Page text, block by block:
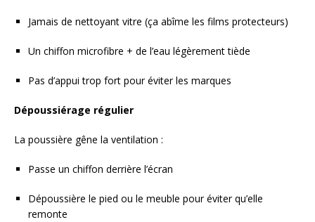
Jamais de nettoyant vitre (ça abîme les films protecteurs)
Un chiffon microfibre + de l’eau légèrement tiède
Pas d’appui trop fort pour éviter les marques
Dépoussiérage régulier
La poussière gêne la ventilation :
Passe un chiffon derrière l’écran
Dépoussière le pied ou le meuble pour éviter qu’elle
remonte